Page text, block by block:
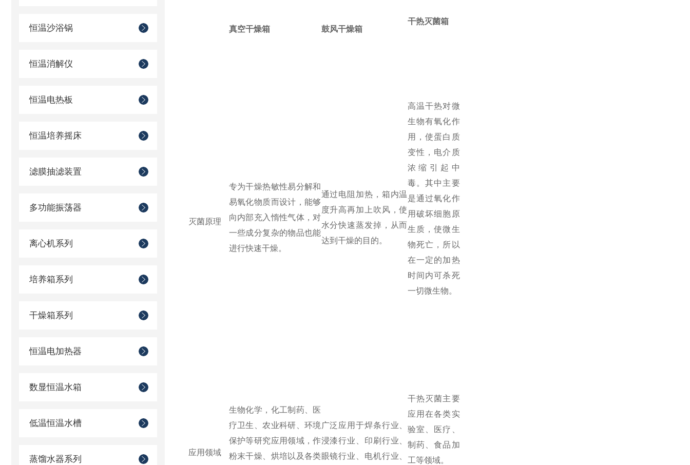
恒温沙浴锅
恒温消解仪
恒温电热板
恒温培养摇床
滤膜抽滤装置
多功能振荡器
离心机系列
培养箱系列
干燥箱系列
恒温电加热器
数显恒温水箱
低温恒温水槽
蒸馏水器系列
真空干燥箱 鼓风干燥箱
干热灭菌箱
灭菌原理
专为干燥热敏性易分解和
易氧化物质而设计，能够
向内部充入惰性气体，对
一些成分复杂的物品也能
进行快速干燥。
通过电阻加热，箱内温
度升高再加上吹风，使
水分快速蒸发掉，从而
达到干燥的目的。
高温干热对微
生物有氧化作
用，使蛋白质
变性，电介质
浓缩引起中
毒。其中主要
是通过氧化作
用破坏细胞原
生质，使微生
物死亡，所以
在一定的加热
时间内可杀死
一切微生物。
应用领域
生物化学，化工制药、医
疗卫生、农业科研、环境
保护等研究应用领域，作
粉末干燥、烘培以及各类
广泛应用于焊条行业、
浸漆行业、印刷行业、
眼镜行业、电机行业、
干热灭菌主要
应用在各类实
验室、医疗、
制药、食品加
工等领域。